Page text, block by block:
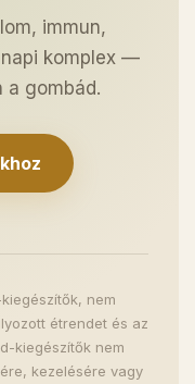
immun,
komplex —
a gombád.
nem
étrendet és az
kiegészítők nem
kezelésére vagy